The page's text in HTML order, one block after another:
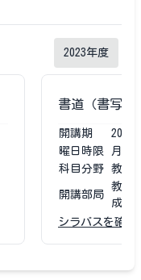
2023年度
書道（書写）
開講期 2023
曜日時限
月1
科目分野
教育
開講部局
教育
成課
シラバスを確認